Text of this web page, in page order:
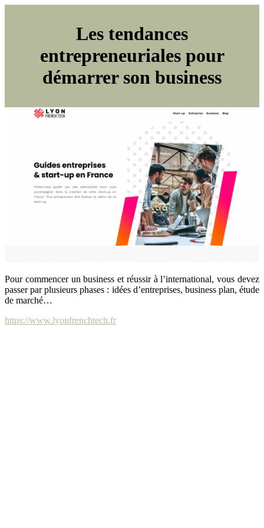
Les tendances
entrepreneuriales pour
démarrer son business
Pour commencer un business et réussir à l’international, vous devez
passer par plusieurs phases : idées d’entreprises, business plan, étude
de marché…
https://www.lyonfrenchtech.fr